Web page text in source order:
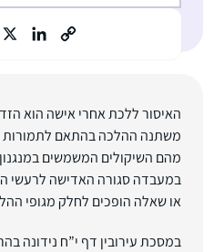
האיסור ללכת אחרי אישה הוא
משתנה ההלכה בהתאם לתמורות
מהם השיקולים המשמשים
במעבדה סגורה האדישה לרעשי
או שאלה הופכים לחלק מגופי
במסכת עירובין דף י”ח נידונה